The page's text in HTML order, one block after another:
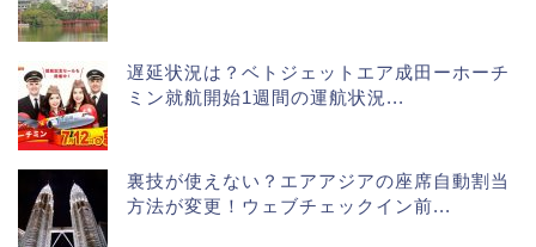
遅延状況は？ベトジェットエア成田ーホーチ
ミン就航開始1週間の運航状況...
裏技が使えない？エアアジアの座席自動割当
方法が変更！ウェブチェックイン前...